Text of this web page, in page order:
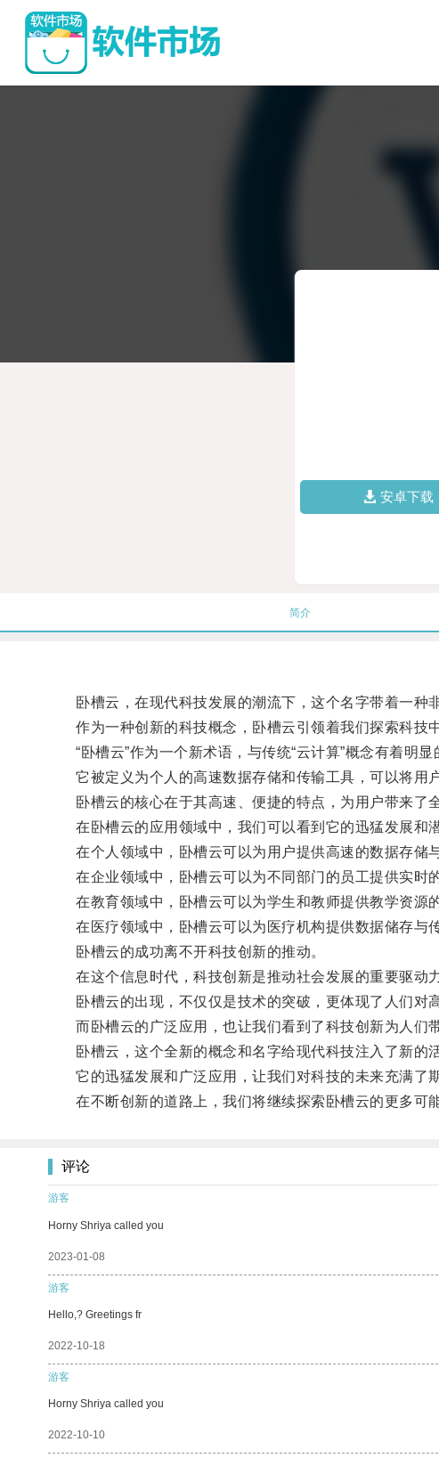
安卓下载
简介
卧槽云，在现代科技发展的潮流下，这个名字带着一种
作为一种创新的科技概念，卧槽云引领着我们探索科技中
“卧槽云”作为一个新术语，与传统“云计算”概念有着明显
它被定义为个人的高速数据存储和传输工具，可以将用户
卧槽云的核心在于其高速、便捷的特点，为用户带来了全
在卧槽云的应用领域中，我们可以看到它的迅猛发展和潜
在个人领域中，卧槽云可以为用户提供高速的数据存储与
在企业领域中，卧槽云可以为不同部门的员工提供实时的
在教育领域中，卧槽云可以为学生和教师提供教学资源的
在医疗领域中，卧槽云可以为医疗机构提供数据储存与
卧槽云的成功离不开科技创新的推动。
在这个信息时代，科技创新是推动社会发展的重要驱动力
卧槽云的出现，不仅仅是技术的突破，更体现了人们对高
而卧槽云的广泛应用，也让我们看到了科技创新为人们带
卧槽云，这个全新的概念和名字给现代科技注入了新的活
它的迅猛发展和广泛应用，让我们对科技的未来充满了期
在不断创新的道路上，我们将继续探索卧槽云的更多可能
评论
游客
Horny Shriya called you
2023-01-08
游客
Hello,? Greetings fr
2022-10-18
游客
Horny Shriya called you
2022-10-10